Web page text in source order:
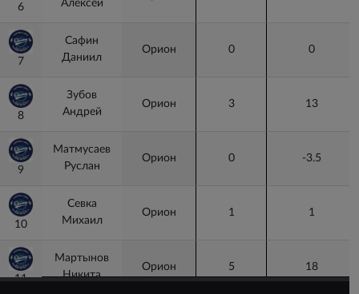
6
Алексей
7
Сафин
Даниил
Орион 0 0
8
Зубов
Андрей
Орион 3 13
9
Матмусаев
Руслан
Орион 0 -3.5
10
Севка
Михаил
Орион 1 1
11
Мартынов
Никита
Орион 5 18
6
7
8
9
10
11